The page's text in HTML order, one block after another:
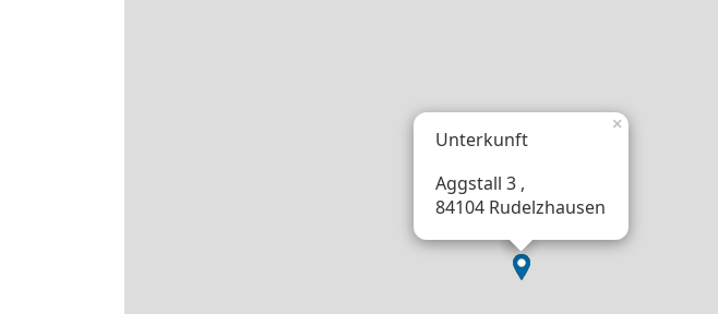
Unterkunft
Aggstall 3 ,
84104 Rudelzhausen
×